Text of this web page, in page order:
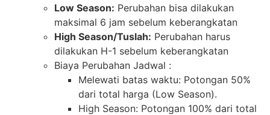
Low Season: Perubahan bisa dilakukan
maksimal 6 jam sebelum keberangkatan
High Season/Tuslah: Perubahan harus
dilakukan H-1 sebelum keberangkatan
Biaya Perubahan Jadwal :
Melewati batas waktu: Potongan 50%
dari total harga (Low Season).
High Season: Potongan 100% dari total